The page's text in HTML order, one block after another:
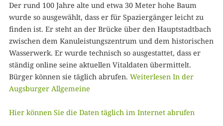
Der rund 100 Jahre alte und etwa 30 Meter hohe Baum
wurde so ausgewählt, dass er für Spaziergänger leicht zu
finden ist. Er steht an der Brücke über den Hauptstadtbach
zwischen dem Kanuleistungszentrum und dem historischen
Wasserwerk. Er wurde technisch so ausgestattet, dass er
ständig online seine aktuellen Vitaldaten übermittelt.
Bürger können sie täglich abrufen. Weiterlesen In der
Augsburger Allgemeine
Hier können Sie die Daten täglich im Internet abrufen